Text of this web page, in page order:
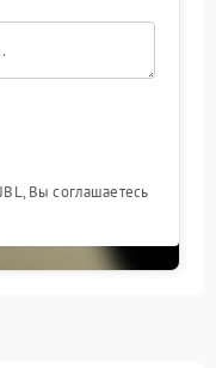
Вы соглашаетесь